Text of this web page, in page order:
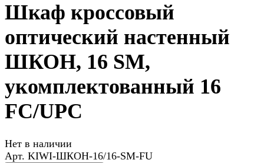
Шкаф кроссовый
оптический настенный
ШКОН, 16 SM,
укомплектованный 16
FC/UPC
Нет в наличии
Арт. KIWI-ШКОН-16/16-SM-FU